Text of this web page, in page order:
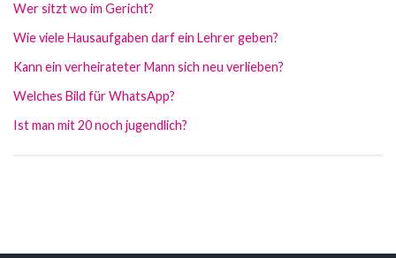
Wer sitzt wo im Gericht?
Wie viele Hausaufgaben darf ein Lehrer geben?
Kann ein verheirateter Mann sich neu verlieben?
Welches Bild für WhatsApp?
Ist man mit 20 noch jugendlich?